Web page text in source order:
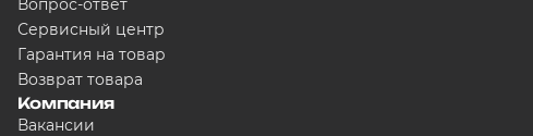
Вопрос-ответ
Сервисный центр
Гарантия на товар
Возврат товара
Компания
Вакансии